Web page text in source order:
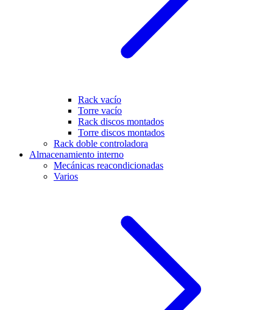
Rack vacío
Torre vacío
Rack discos montados
Torre discos montados
Rack doble controladora
Almacenamiento interno
Mecánicas reacondicionadas
Varios